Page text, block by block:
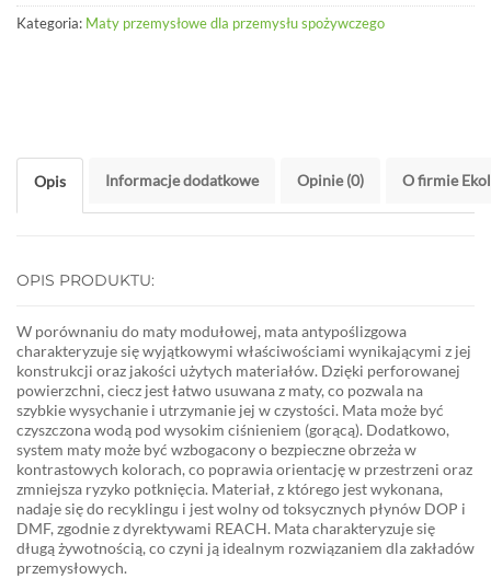
Kategoria: Maty przemysłowe dla przemysłu spożywczego
Opis Informacje dodatkowe Opinie (0) O firmie
OPIS PRODUKTU:
W porównaniu do maty modułowej, mata antypoślizgowa
charakteryzuje się wyjątkowymi właściwościami wynikającymi z jej
konstrukcji oraz jakości użytych materiałów. Dzięki perforowanej
powierzchni, ciecz jest łatwo usuwana z maty, co pozwala na
szybkie wysychanie i utrzymanie jej w czystości. Mata może być
czyszczona wodą pod wysokim ciśnieniem (gorącą). Dodatkowo,
system maty może być wzbogacony o bezpieczne obrzeża w
kontrastowych kolorach, co poprawia orientację w przestrzeni oraz
zmniejsza ryzyko potknięcia. Materiał, z którego jest wykonana,
nadaje się do recyklingu i jest wolny od toksycznych płynów DOP i
DMF, zgodnie z dyrektywami REACH. Mata charakteryzuje się
długą żywotnością, co czyni ją idealnym rozwiązaniem dla zakładów
przemysłowych.